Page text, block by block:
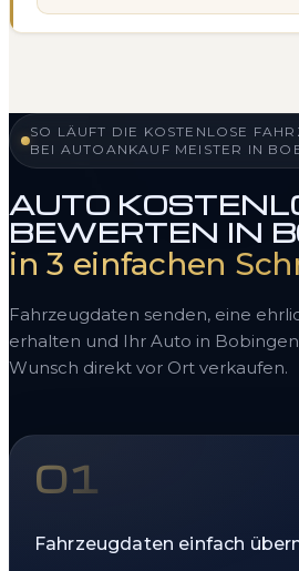
SO LÄUFT DIE KOSTENLOSE
BEI AUTOANKAUF MEISTER IN
AUTO
BEWERTEN IN
in 3 einfachen
Fahrzeugdaten senden, eine
erhalten und Ihr Auto in
Wunsch direkt vor Ort verkaufen.
01
Fahrzeugdaten einfach